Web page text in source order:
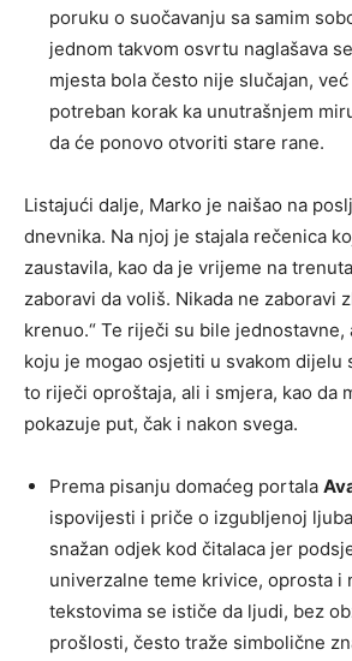
poruku o suočavanju sa samim
jednom takvom osvrtu naglašava
mjesta bola često nije slučajan,
potreban korak ka unutrašnjem
da će ponovo otvoriti stare rane.
Listajući dalje, Marko je naišao na
dnevnika. Na njoj je stajala rečenica
zaustavila, kao da je vrijeme na
zaboravi da voliš. Nikada ne zaboravi
krenuo.“ Te riječi su bile
koju je mogao osjetiti u svakom dijelu
to riječi oproštaja, ali i smjera, kao da
pokazuje put, čak i nakon svega.
Prema pisanju domaćeg portala
ispovijesti i priče o izgubljenoj
snažan odjek kod čitalaca jer
univerzalne teme krivice, oprosta i
tekstovima se ističe da ljudi, bez
prošlosti, često traže simbolične